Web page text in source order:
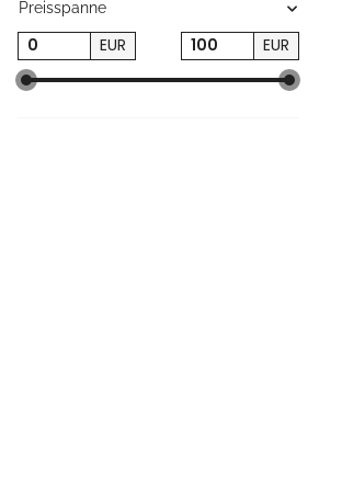
Preisspanne
EUR EUR